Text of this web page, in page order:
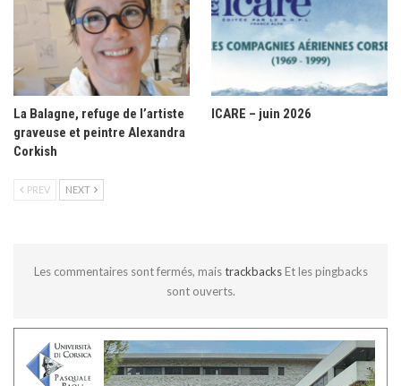
La Balagne, refuge de l’artiste
graveuse et peintre Alexandra
Corkish
ICARE – juin 2026
PREV NEXT
Les commentaires sont fermés, maistrackbacks Et les pingbacks
sont ouverts.